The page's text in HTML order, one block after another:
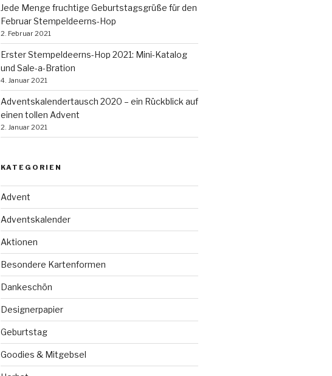
Jede Menge fruchtige Geburtstagsgrüße für den
Februar Stempeldeerns-Hop
2. Februar 2021
Erster Stempeldeerns-Hop 2021: Mini-Katalog
und Sale-a-Bration
4. Januar 2021
Adventskalendertausch 2020 – ein Rückblick auf
einen tollen Advent
2. Januar 2021
KATEGORIEN
Advent
Adventskalender
Aktionen
Besondere Kartenformen
Dankeschön
Designerpapier
Geburtstag
Goodies & Mitgebsel